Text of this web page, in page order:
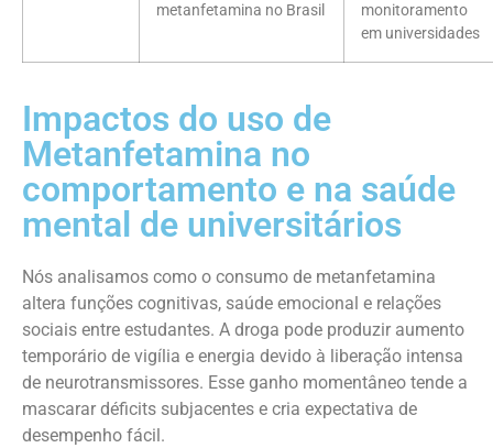
metanfetamina no Brasil
monitoramento
em universidades
Impactos do uso de
Metanfetamina no
comportamento e na saúde
mental de universitários
Nós analisamos como o consumo de metanfetamina
altera funções cognitivas, saúde emocional e relações
sociais entre estudantes. A droga pode produzir aumento
temporário de vigília e energia devido à liberação intensa
de neurotransmissores. Esse ganho momentâneo tende a
mascarar déficits subjacentes e cria expectativa de
desempenho fácil.